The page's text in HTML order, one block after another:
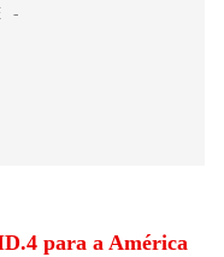
para a América